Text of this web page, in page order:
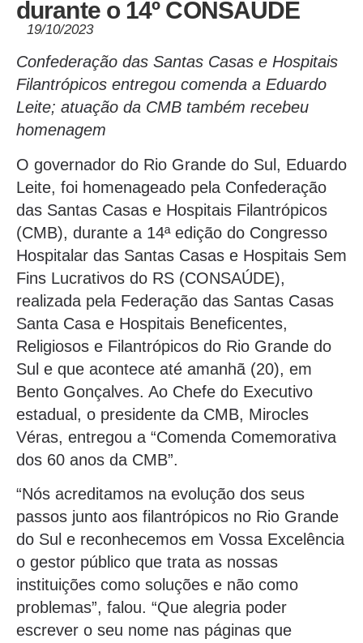
durante o 14º CONSAÚDE
19/10/2023
Confederação das Santas Casas e Hospitais
Filantrópicos entregou comenda a Eduardo
Leite; atuação da CMB também recebeu
homenagem
O governador do Rio Grande do Sul, Eduardo
Leite, foi homenageado pela Confederação
das Santas Casas e Hospitais Filantrópicos
(CMB), durante a 14ª edição do Congresso
Hospitalar das Santas Casas e Hospitais Sem
Fins Lucrativos do RS (CONSAÚDE),
realizada pela Federação das Santas Casas
Santa Casa e Hospitais Beneficentes,
Religiosos e Filantrópicos do Rio Grande do
Sul e que acontece até amanhã (20), em
Bento Gonçalves. Ao Chefe do Executivo
estadual, o presidente da CMB, Mirocles
Véras, entregou a “Comenda Comemorativa
dos 60 anos da CMB”.
“Nós acreditamos na evolução dos seus
passos junto aos filantrópicos no Rio Grande
do Sul e reconhecemos em Vossa Excelência
o gestor público que trata as nossas
instituições como soluções e não como
problemas”, falou. “Que alegria poder
escrever o seu nome nas páginas que